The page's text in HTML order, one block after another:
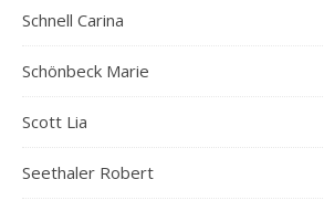
Schnell Carina
Schönbeck Marie
Scott Lia
Seethaler Robert